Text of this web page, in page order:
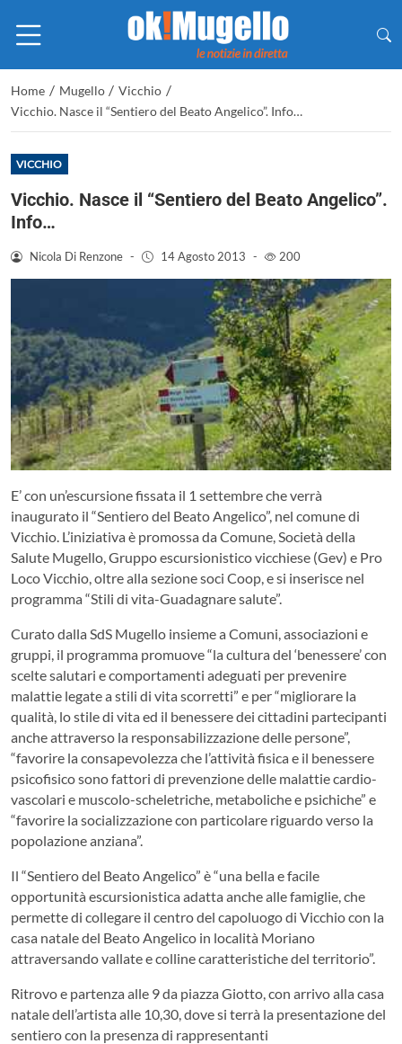
Home / Mugello / Vicchio /
Vicchio. Nasce il “Sentiero del Beato Angelico”. Info…
VICCHIO
Vicchio. Nasce il “Sentiero del Beato Angelico”.
Info…
Nicola Di Renzone - 14 Agosto 2013 - 200
E’ con un’escursione fissata il 1 settembre che verrà
inaugurato il “Sentiero del Beato Angelico”, nel comune di
Vicchio. L’iniziativa è promossa da Comune, Società della
Salute Mugello, Gruppo escursionistico vicchiese (Gev) e Pro
Loco Vicchio, oltre alla sezione soci Coop, e si inserisce nel
programma “Stili di vita-Guadagnare salute”.
Curato dalla SdS Mugello insieme a Comuni, associazioni e
gruppi, il programma promuove “la cultura del ‘benessere’ con
scelte salutari e comportamenti adeguati per prevenire
malattie legate a stili di vita scorretti” e per “migliorare la
qualità, lo stile di vita ed il benessere dei cittadini partecipanti
anche attraverso la responsabilizzazione delle persone”,
“favorire la consapevolezza che l’attività fisica e il benessere
psicofisico sono fattori di prevenzione delle malattie cardio-
vascolari e muscolo-scheletriche, metaboliche e psichiche” e
“favorire la socializzazione con particolare riguardo verso la
popolazione anziana”.
Il “Sentiero del Beato Angelico” è “una bella e facile
opportunità escursionistica adatta anche alle famiglie, che
permette di collegare il centro del capoluogo di Vicchio con la
casa natale del Beato Angelico in località Moriano
attraversando vallate e colline caratteristiche del territorio”.
Ritrovo e partenza alle 9 da piazza Giotto, con arrivo alla casa
natale dell’artista alle 10,30, dove si terrà la presentazione del
sentiero con la presenza di rappresentanti